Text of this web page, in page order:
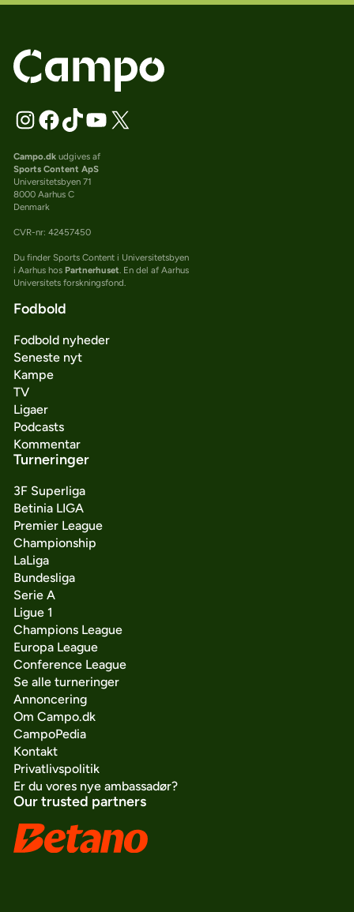
Campo.dkudgives af
Sports Content ApS
Universitetsbyen 71
8000 Aarhus C
Denmark
CVR-nr: 42457450
Du finder Sports Content i Universitetsbyen
i Aarhus hos Partnerhuset. En del af Aarhus
Universitets forskningsfond.
Fodbold
Fodbold nyheder
Seneste nyt
Kampe
TV
Ligaer
Podcasts
Kommentar
Turneringer
3F Superliga
Betinia LIGA
Premier League
Championship
LaLiga
Bundesliga
Serie A
Ligue 1
Champions League
Europa League
Conference League
Se alle turneringer
Annoncering
Om Campo.dk
CampoPedia
Kontakt
Privatlivspolitik
Er du vores nye ambassadør?
Our trusted partners